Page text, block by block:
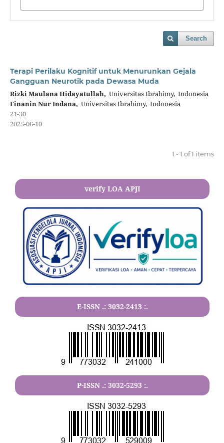
Search
Terapi Perilaku Kognitif untuk Menurunkan Gejala
Gangguan Neurotik pada Dewasa Muda
Rizki Maulana Hidayatullah, Universitas Ibrahimy, Indonesia
Finanin Nur Indana, Universitas Ibrahimy, Indonesia
21-30
2025-06-10
1 - 1 of 1 items
verify LOA APJI
E-ISSN .: 3032-2413 :.
P-ISSN .: 3032-5293 :.